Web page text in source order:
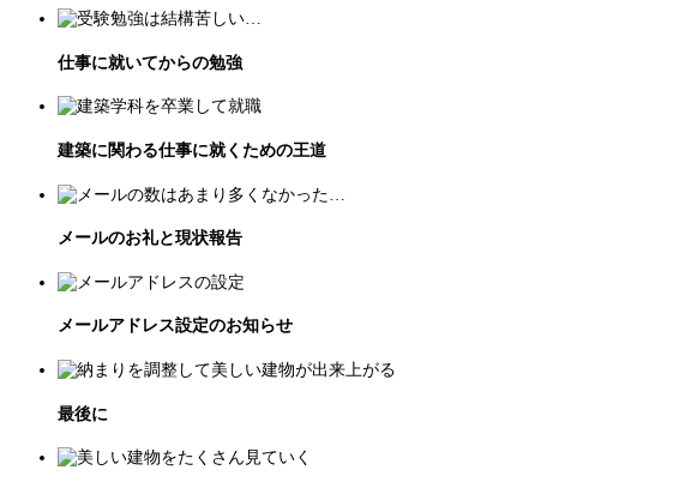
仕事に就いてからの勉強
建築に関わる仕事に就くための王道
メールのお礼と現状報告
メールアドレス設定のお知らせ
最後に